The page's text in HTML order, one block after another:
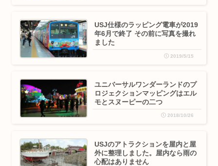
USJ仕様のラッピング電車が2019
年6月で終了 その前に写真を撮れ
ました
2019/5/15
ユニバーサルワンダーランドのプ
ロジェクションマッピングはエル
モとスヌーピーの二つ
2018/10/26
USJのアトラクションを屋内と屋
外に整理しました。屋内なら雨の
心配はありません